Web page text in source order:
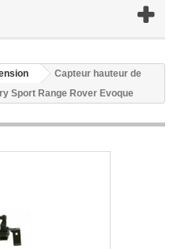
Capteur hauteur de
Sport Range Rover Evoque